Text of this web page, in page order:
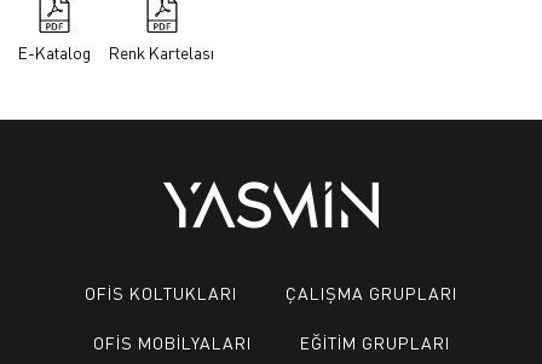
E-Katalog Renk Kartelası
OFİS KOLTUKLARI ÇALIŞMA GRUPLARI
OFİS MOBİLYALARI EĞİTİM GRUPLARI